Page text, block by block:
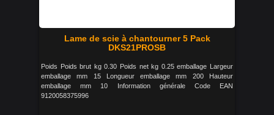
Lame de scie à chantourner 5 Pack
DKS21PROSB
Poids Poids brut kg 0.30 Poids net kg 0.25 emballage Largeur
emballage mm 15 Longueur emballage mm 200 Hauteur
emballage mm 10 Information générale Code EAN
9120058375996